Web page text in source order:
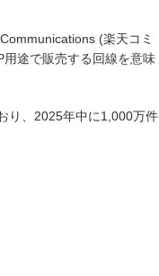
(楽天コミ
途で販売する回線を意味
り、2025年中に1,000万件